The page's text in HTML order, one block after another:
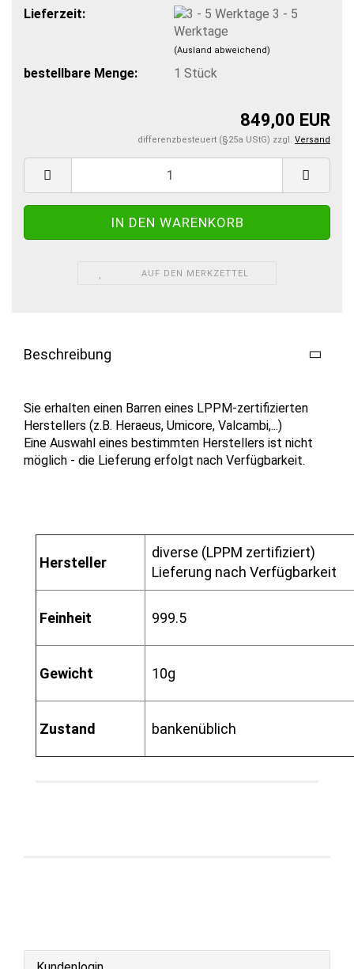
Lieferzeit:
3 - 5
Werktage
(Ausland abweichend)
bestellbare Menge: 1 Stück
849,00 EUR
differenzbesteuert (§25a UStG) zzgl. Versand
AUF DEN MERKZETTEL
Beschreibung
Sie erhalten einen Barren eines LPPM-zertifizierten
Herstellers (z.B. Heraeus, Umicore, Valcambi,...)
Eine Auswahl eines bestimmten Herstellers ist nicht
möglich - die Lieferung erfolgt nach Verfügbarkeit.
Hersteller
diverse (LPPM zertifiziert)
Lieferung nach Verfügbarkeit
Feinheit 999.5
Gewicht 10g
Zustand bankenüblich